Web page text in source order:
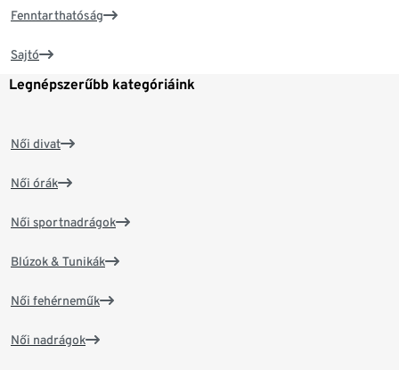
Fenntarthatóság
Sajtó
Legnépszerűbb kategóriáink
Női divat
Női órák
Női sportnadrágok
Blúzok & Tunikák
Női fehérneműk
Női nadrágok